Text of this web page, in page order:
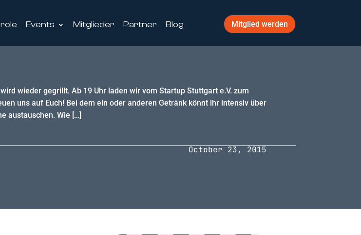
Events Mitglieder Partner Blog Mitglied werden
wieder gegrillt. Ab 19 Uhr laden wir vom Startup Stuttgart e.V. zum
uns auf Euch! Bei dem ein oder anderen Getränk könnt ihr intensiv über
austauschen. Wie […]
October 23, 2015